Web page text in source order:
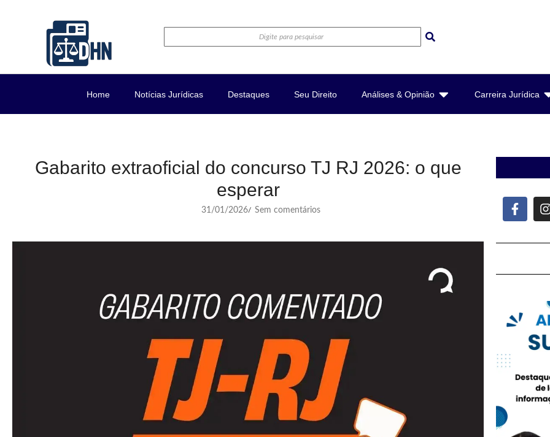
Home Notícias Jurídicas Destaques Seu Direito Análises & Opinião Carreira Jurídica
Gabarito extraoficial do concurso TJ RJ 2026: o que
esperar
31/01/2026/ Sem comentários